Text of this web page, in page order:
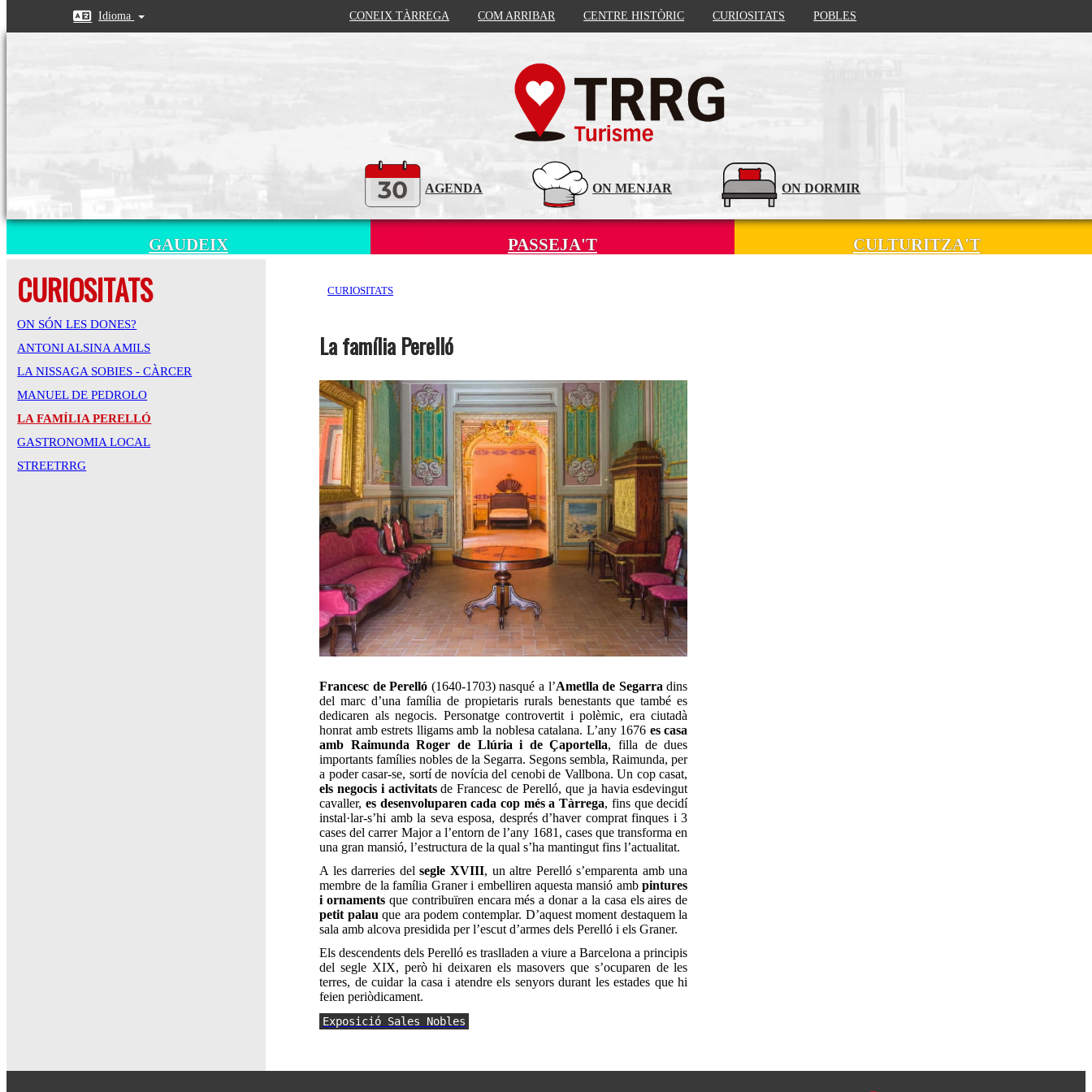
Idioma CONEIX TÀRREGA COM ARRIBAR CENTRE HISTÒRIC CURIOSITATS POBLES
AGENDA ON MENJAR ON DORMIR
GAUDEIX PASSEJA'T CULTURITZA'T
CURIOSITATS
ON SÓN LES DONES?
ANTONI ALSINA AMILS
LA NISSAGA SOBIES - CÀRCER
MANUEL DE PEDROLO
LA FAMÍLIA PERELLÓ
GASTRONOMIA LOCAL
STREETRRG
CURIOSITATS
La família Perelló
Francesc de Perelló (1640-1703) nasqué a l’Ametlla de Segarra dins
del marc d’una família de propietaris rurals benestants que també es
dedicaren als negocis. Personatge controvertit i polèmic, era ciutadà
honrat amb estrets lligams amb la noblesa catalana. L’any 1676 es casa
amb Raimunda Roger de Llúria i de Çaportella, filla de dues
importants famílies nobles de la Segarra. Segons sembla, Raimunda, per
a poder casar-se, sortí de novícia del cenobi de Vallbona. Un cop casat,
els negocis i activitatsde Francesc de Perelló, que ja havia esdevingut
cavaller, es desenvoluparen cada cop més a Tàrrega, fins que decidí
instal·lar-s’hi amb la seva esposa, després d’haver comprat finques i 3
cases del carrer Major a l’entorn de l’any 1681, cases que transforma en
una gran mansió, l’estructura de la qual s’ha mantingut fins l’actualitat.
A les darreries delsegle XVIII, un altre Perelló s’emparenta amb una
membre de la família Graner i embelliren aquesta mansió ambpintures
i ornamentsque contribuïren encara més a donar a la casa els aires de
petit palau que ara podem contemplar. D’aquest moment destaquem la
sala amb alcova presidida per l’escut d’armes dels Perelló i els Graner.
Els descendents dels Perelló es traslladen a viure a Barcelona a principis
del segle XIX, però hi deixaren els masovers que s’ocuparen de les
terres, de cuidar la casa i atendre els senyors durant les estades que hi
feien periòdicament.
Exposició Sales Nobles